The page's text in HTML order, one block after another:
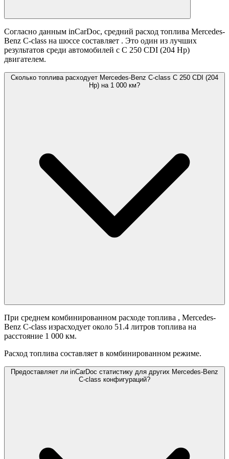
Согласно данным inCarDoc, средний расход топлива Mercedes-
Benz C-class на шоссе составляет . Это один из лучших
результатов среди автомобилей с C 250 CDI (204 Hp)
двигателем.
Сколько топлива расходует Mercedes-Benz C-class C 250 CDI (204
Hp) на 1 000 км?
При среднем комбинированном расходе топлива , Mercedes-
Benz C-class израсходует около 51.4 литров топлива на
расстояние 1 000 км.
Расход топлива составляет в комбинированном режиме.
Предоставляет ли inCarDoc статистику для других Mercedes-Benz
C-class конфигураций?